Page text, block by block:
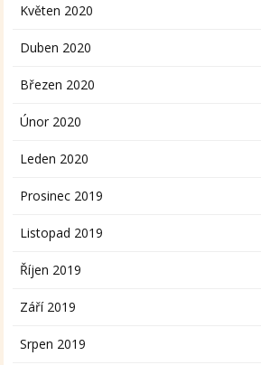
Květen 2020
Duben 2020
Březen 2020
Únor 2020
Leden 2020
Prosinec 2019
Listopad 2019
Říjen 2019
Září 2019
Srpen 2019